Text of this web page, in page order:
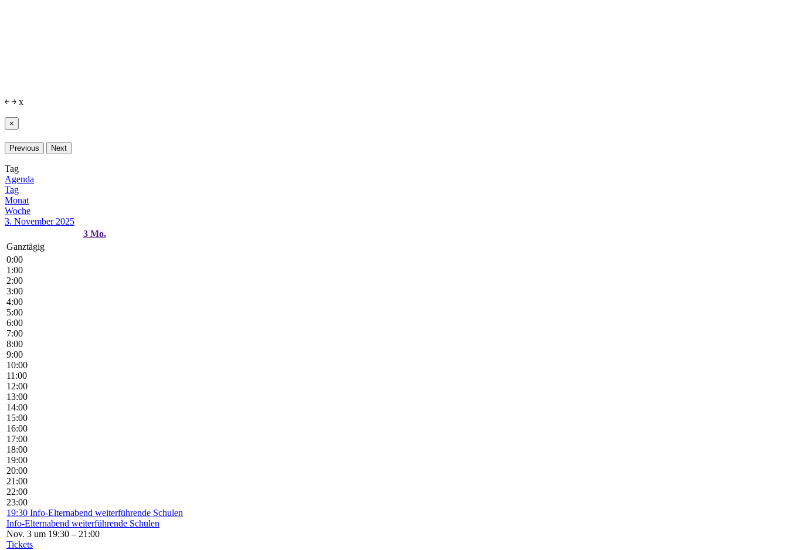
￩ ￫ x
×
Previous Next
Tag
Agenda
Tag
Monat
Woche
3. November 2025
3 Mo.
Ganztägig
0:00
1:00
2:00
3:00
4:00
5:00
6:00
7:00
8:00
9:00
10:00
11:00
12:00
13:00
14:00
15:00
16:00
17:00
18:00
19:00
20:00
21:00
22:00
23:00
19:30 Info-Elternabend weiterführende Schulen
Info-Elternabend weiterführende Schulen
Nov. 3 um 19:30 – 21:00
Tickets